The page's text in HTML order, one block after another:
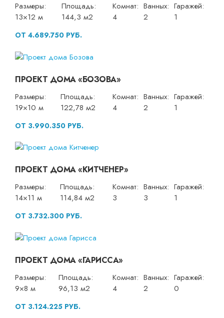
Размеры:
13×12 м
Площадь:
144,3 м2
Комнат:
4
Ванных:
2
Гаражей:
1
ОТ 4.689.750 РУБ.
ПРОЕКТ ДОМА «БОЗОВА»
Размеры:
19×10 м
Площадь:
122,78 м2
Комнат:
4
Ванных:
2
Гаражей:
1
ОТ 3.990.350 РУБ.
ПРОЕКТ ДОМА «КИТЧЕНЕР»
Размеры:
14×11 м
Площадь:
114,84 м2
Комнат:
3
Ванных:
3
Гаражей:
1
ОТ 3.732.300 РУБ.
ПРОЕКТ ДОМА «ГАРИССА»
Размеры:
9×8 м
Площадь:
96,13 м2
Комнат:
4
Ванных:
2
Гаражей:
0
ОТ 3.124.225 РУБ.